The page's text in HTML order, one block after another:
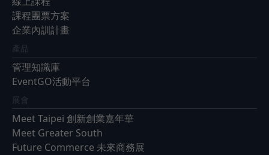
課程團票方案
企業內訓計畫
產品
管理知識庫
EventGO活動平台
展會
Meet Taipei 創新創業嘉年華
Meet Greater South
Future Commerce 未來商務展